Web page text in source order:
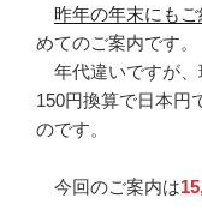
昨年の年末にも
めてのご案内です。
年代違いですが、
150円換算で日本円
のです。
今回のご案内は